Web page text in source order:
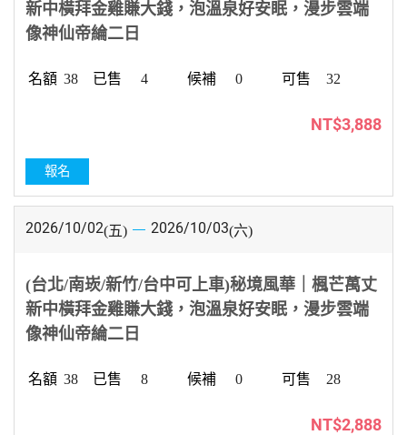
新中橫拜金雞賺大錢，泡溫泉好安眠，漫步雲端
像神仙帝綸二日
38 4 0 32
NT$3,888
報名
2026/10/02(五) 2026/10/03(六)
(台北/南崁/新竹/台中可上車)秘境風華｜楓芒萬丈
新中橫拜金雞賺大錢，泡溫泉好安眠，漫步雲端
像神仙帝綸二日
38 8 0 28
NT$2,888